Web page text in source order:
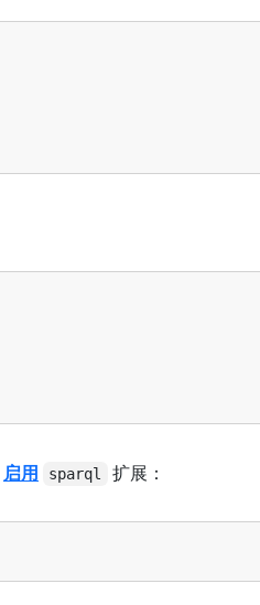
启用 sparql 扩展：